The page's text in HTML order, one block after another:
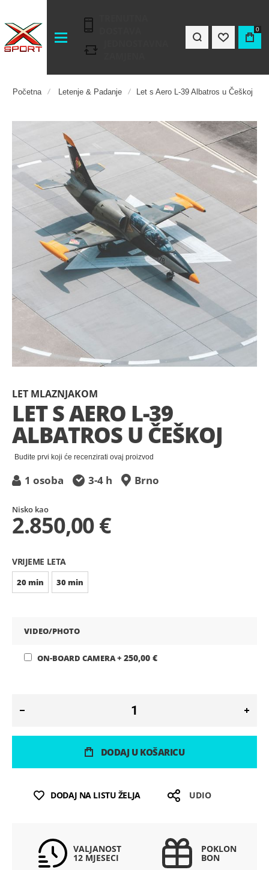
0
Početna Letenje & Padanje Let s Aero L-39 Albatros u Češkoj
na
galerije
slika
na
početak
galerije
slika
LET MLAZNJAKOM
LET S AERO L-39
ALBATROS U ČEŠKOJ
Budite prvi koji će recenzirati ovaj proizvod
1 osoba 3-4 h Brno
Nisko kao
2.850,00 €
VRIJEME LETA
20 min 30 min
VIDEO/PHOTO
ON-BOARD CAMERA+ 250,00 €
DODAJ U KOŠARICU
DODAJ NA LISTU ŽELJA UDIO
VALJANOST
12 MJESECI
POKLON
BON